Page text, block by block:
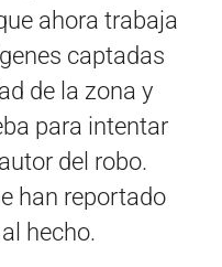
ahora trabaja
captadas
de la zona y
para intentar
del robo.
han reportado
hecho.